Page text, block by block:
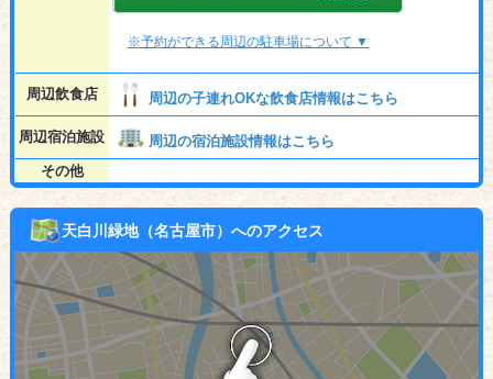
※予約ができる周辺の駐車場について ▼
周辺飲食店 周辺の子連れOKな飲食店情報はこちら
周辺宿泊施設
周辺の宿泊施設情報はこちら
その他
天白川緑地（名古屋市）へのアクセス